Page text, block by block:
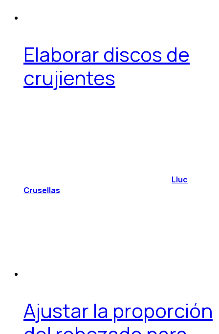
Elaborar discos de
crujientes
Lluc
Crusellas
Ajustar la proporción